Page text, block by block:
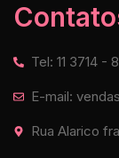
Tel: 11 3714 -
E-mail:
Rua Alarico